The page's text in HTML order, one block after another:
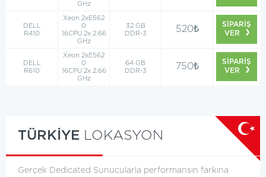
GHz
DELL
R410
Xeon 2xE562
0
16CPU 2x 2.66
GHz
32 GB
DDR-3
520₺
SİPARİŞ
VER
DELL
R610
Xeon 2xE562
0
16CPU 2x 2.66
GHz
64 GB
DDR-3
750₺
SİPARİŞ
VER
TÜRKİYE LOKASYON
Gerçek Dedicated Sunucularla performansın farkına